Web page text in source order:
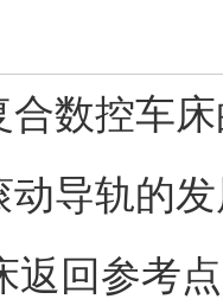
数控车
导轨的
返回参考